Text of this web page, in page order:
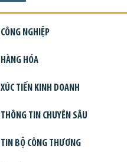
CÔNG NGHIỆP
HÀNG HÓA
XÚC TIẾN KINH DOANH
THÔNG TIN CHUYÊN SÂU
TIN BỘ CÔNG THƯƠNG